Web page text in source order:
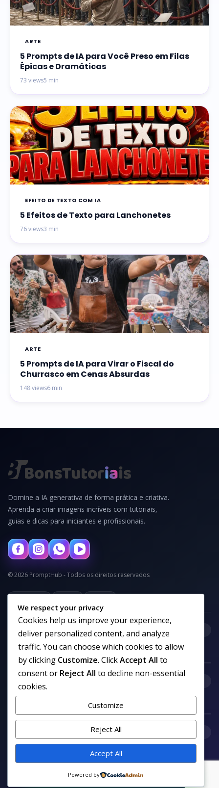
ARTE
5 Prompts de IA para Você Preso em Filas
Épicas e Dramáticas
73 views5 min
EFEITO DE TEXTO COM IA
5 Efeitos de Texto para Lanchonetes
76 views3 min
ARTE
5 Prompts de IA para Virar o Fiscal do
Churrasco em Cenas Absurdas
148 views6 min
Domine a IA generativa de forma prática e criativa.
Aprenda a criar imagens incríveis com tutoriais,
guias e dicas para iniciantes e profissionais.
© 2026 PromptHub - Todos os direitos reservados
Categorias
Siga nosso canal no WhatsApp
We respect your privacy
Cookies help us improve your experience,
deliver personalized content, and analyze
traffic. You can choose which cookies to allow
by clicking Customize. ClickAccept All to
consent or Reject All to decline non-essential
cookies.
Customize
Reject All
Accept All
Powered by